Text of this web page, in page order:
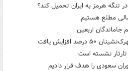
در تنگه هرمز به ایران تحمیل کند؟
مطلع هستیم
اربعین
افزایش یافت
نشسته است
سعودی را هدف قرار دادیم